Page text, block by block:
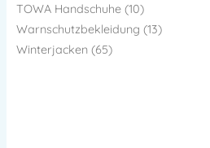
TOWA Handschuhe (10)
Warnschutzbekleidung (13)
Winterjacken (65)